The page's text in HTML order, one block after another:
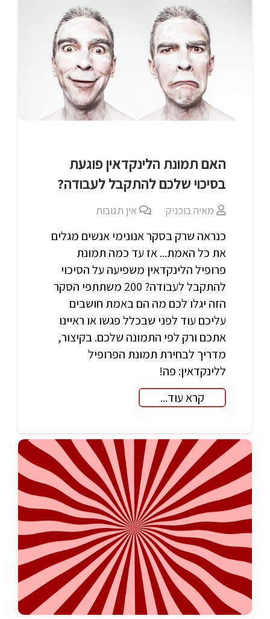
האם תמונת הלינקדאין פוגעת
בסיכוי שלכם להתקבל לעבודה?
מאיה בוכניק אין תגובות
כנראה שרק בסקר אנונימי אנשים מגלים
את כל האמת... אז עד כמה תמונת
פרופיל הלינקדאין משפיעה על הסיכוי
להתקבל לעבודה? 200 משתתפי הסקר
הזה יגלו לכם מה הם באמת חושבים
עליכם עוד לפני שבכלל פגשו או ראיינו
אתכם ורק לפי התמונה שלכם. בקיצור,
מדריך לבחירת תמונת הפרופיל
ללינקדאין: פה!
קרא עוד...